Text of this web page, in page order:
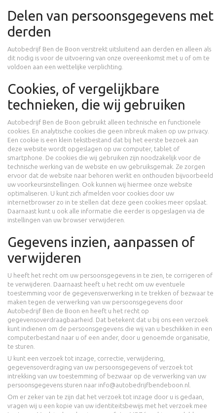
Delen van persoonsgegevens met
derden
Autobedrijf Ben de Boon verstrekt uitsluitend aan derden en alleen als
dit nodig is voor de uitvoering van onze overeenkomst met u of om te
voldoen aan een wettelijke verplichting.
Cookies, of vergelijkbare
technieken, die wij gebruiken
Autobedrijf Ben de Boon gebruikt alleen technische en functionele
cookies. En analytische cookies die geen inbreuk maken op uw privacy.
Een cookie is een klein tekstbestand dat bij het eerste bezoek aan
deze website wordt opgeslagen op uw computer, tablet of
smartphone. De cookies die wij gebruiken zijn noodzakelijk voor de
technische werking van de website en uw gebruiksgemak. Ze zorgen
ervoor dat de website naar behoren werkt en onthouden bijvoorbeeld
uw voorkeursinstellingen. Ook kunnen wij hiermee onze website
optimaliseren. U kunt zich afmelden voor cookies door uw
internetbrowser zo in te stellen dat deze geen cookies meer opslaat.
Daarnaast kunt u ook alle informatie die eerder is opgeslagen via de
instellingen van uw browser verwijderen.
Gegevens inzien, aanpassen of
verwijderen
U heeft het recht om uw persoonsgegevens in te zien, te corrigeren of
te verwijderen. Daarnaast heeft u het recht om uw eventuele
toestemming voor de gegevensverwerking in te trekken of bezwaar te
maken tegen de verwerking van uw persoonsgegevens door
Autobedrijf Ben de Boon en heeft u het recht op
gegevensoverdraagbaarheid. Dat betekent dat u bij ons een verzoek
kunt indienen om de persoonsgegevens die wij van u beschikken in een
computerbestand naar u of een ander, door u genoemde organisatie,
te sturen.
U kunt een verzoek tot inzage, correctie, verwijdering,
gegevensoverdraging van uw persoonsgegevens of verzoek tot
intrekking van uw toestemming of bezwaar op de verwerking van uw
persoonsgegevens sturen naar info@autobedrijfbendeboon.nl.
Om er zeker van te zijn dat het verzoek tot inzage door u is gedaan,
vragen wij u een kopie van uw identiteitsbewijs met het verzoek mee